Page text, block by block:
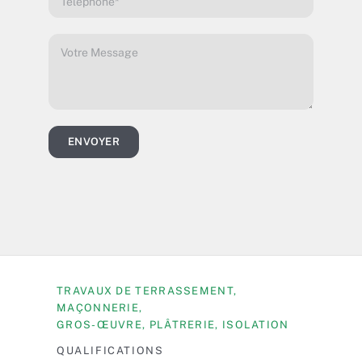
ENVOYER
TRAVAUX DE TERRASSEMENT,
MAÇONNERIE,
GROS-ŒUVRE, PLÂTRERIE, ISOLATION
QUALIFICATIONS